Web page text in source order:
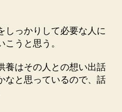
しっかりして必要な人に
うと思う。
養はその人との想い出話
なと思っているので、話